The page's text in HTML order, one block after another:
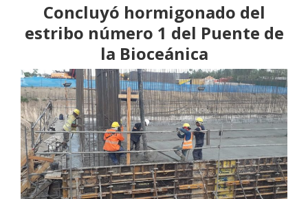
Concluyó hormigonado del
estribo número 1 del Puente de
la Bioceánica